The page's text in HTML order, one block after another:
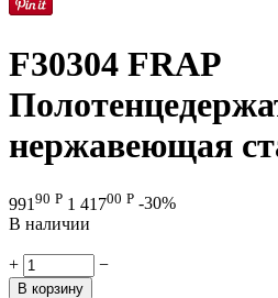
F30304 FRAP
нержавеющая
991 90 Р 1 41700 Р -30%
В наличии
+ −
В корзину